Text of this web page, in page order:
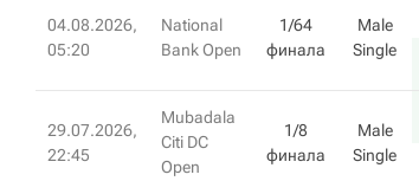
04.08.2026,
05:20
National
Bank Open
1/64
финала
Male
Single
29.07.2026,
22:45
Mubadala
Citi DC
Open
1/8
финала
Male
Single